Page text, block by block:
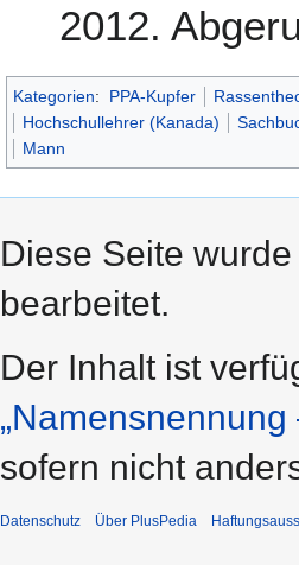
2012.
Kategorien: PPA-Kupfer
Hochschullehrer (Kanada)
Mann
Diese Seite
bearbeitet.
Der Inhalt ist
sofern nicht
Datenschutz Über PlusPedia